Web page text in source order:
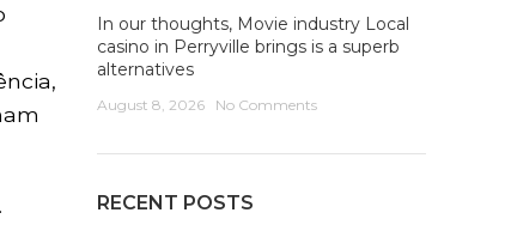
In our thoughts, Movie industry Local
casino in Perryville brings is a superb
alternatives
August 8, 2026 No Comments
RECENT POSTS